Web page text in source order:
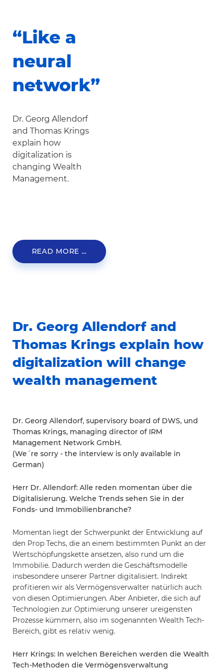
“Like a
neural
network”
Dr. Georg Allendorf
and Thomas Krings
explain how
digitalization is
changing Wealth
Management.
READ MORE …
Dr. Georg Allendorf and
Thomas Krings explain how
digitalization will change
wealth management
Dr. Georg Allendorf, supervisory board of DWS, und
Thomas Krings, managing director of IRM
Management Network GmbH.
(We´re sorry - the interview is only available in
German)
Herr Dr. Allendorf: Alle reden momentan über die
Digitalisierung. Welche Trends sehen Sie in der
Fonds- und Immobilienbranche?
Momentan liegt der Schwerpunkt der Entwicklung auf
den Prop Techs, die an einem bestimmten Punkt an der
Wertschöpfungskette ansetzen, also rund um die
Immobilie. Dadurch werden die Geschäftsmodelle
insbesondere unserer Partner digitalisiert. Indirekt
profitieren wir als Vermögensverwalter natürlich auch
von diesen Optimierungen. Aber Anbieter, die sich auf
Technologien zur Optimierung unserer ureigensten
Prozesse kümmern, also im sogenannten Wealth Tech-
Bereich, gibt es relativ wenig.
Herr Krings: In welchen Bereichen werden die Wealth
Tech-Methoden die Vermögensverwaltung